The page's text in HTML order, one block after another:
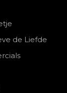
de Liefde